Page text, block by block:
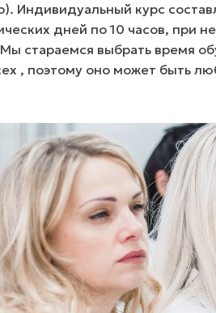
Индивидуальный курс
дней по 10 часов, при
стараемся выбрать время
, поэтому оно может быть